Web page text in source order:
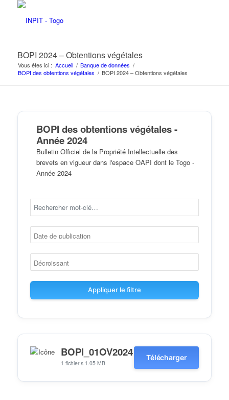
BOPI 2024 – Obtentions végétales
Vous êtes ici : Accueil / Banque de données /
BOPI des obtentions végétales / BOPI 2024 – Obtentions végétales
BOPI des obtentions végétales -
Année 2024
Bulletin Officiel de la Propriété Intellectuelle des
brevets en vigueur dans l'espace OAPI dont le Togo -
Année 2024
Appliquer le filtre
BOPI_01OV2024
1 fichier·s 1.05 MB
Télécharger